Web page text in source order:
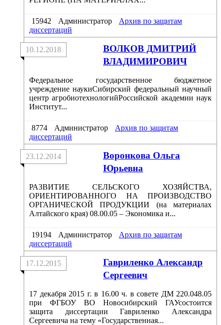
15942 Администратор
Архив по защитам
диссертаций
ВОЛКОВ ДМИТРИЙ
ВЛАДИМИРОВИЧ
10.12.2018
Федеральное государственное бюджетное
учреждение наукиСибирский федеральный научный
центр агробиотехнологийРоссийской академии наук
Институт...
8774 Администратор
Архив по защитам
диссертаций
Воронкова Ольга
Юрьевна
23.12.2014
РАЗВИТИЕ СЕЛЬСКОГО ХОЗЯЙСТВА,
ОРИЕНТИРОВАННОГО НА ПРОИЗВОДСТВО
ОРГАНИЧЕСКОЙ ПРОДУКЦИИ (на материалах
Алтайского края) 08.00.05 – Экономика и...
19194 Администратор
Архив по защитам
диссертаций
Гавриленко Александр
Сергеевич
17.12.2015
17 декабря 2015 г. в 16.00 ч. в совете ДМ 220.048.05
при ФГБОУ ВО Новосибирский ГАУсостоится
защита диссертации Гавриленко Александра
Сергеевича на тему «Государственная...